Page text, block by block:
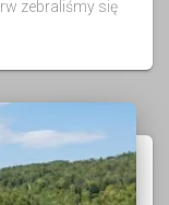
zebraliśmy się